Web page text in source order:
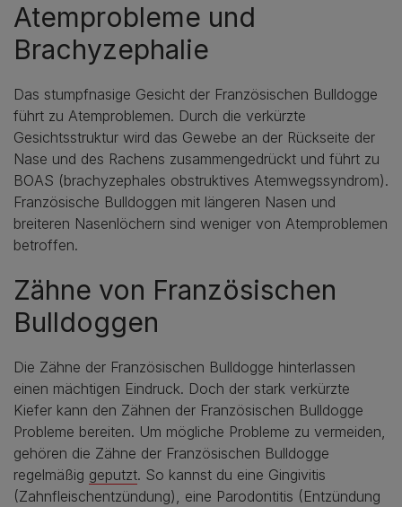
Atemprobleme und
Brachyzephalie
Das stumpfnasige Gesicht der Französischen Bulldogge
führt zu Atemproblemen. Durch die verkürzte
Gesichtsstruktur wird das Gewebe an der Rückseite der
Nase und des Rachens zusammengedrückt und führt zu
BOAS (brachyzephales obstruktives Atemwegssyndrom).
Französische Bulldoggen mit längeren Nasen und
breiteren Nasenlöchern sind weniger von Atemproblemen
betroffen.
Zähne von Französischen
Bulldoggen
Die Zähne der Französischen Bulldogge hinterlassen
einen mächtigen Eindruck. Doch der stark verkürzte
Kiefer kann den Zähnen der Französischen Bulldogge
Probleme bereiten. Um mögliche Probleme zu vermeiden,
gehören die Zähne der Französischen Bulldogge
regelmäßig geputzt. So kannst du eine Gingivitis
(Zahnfleischentzündung), eine Parodontitis (Entzündung